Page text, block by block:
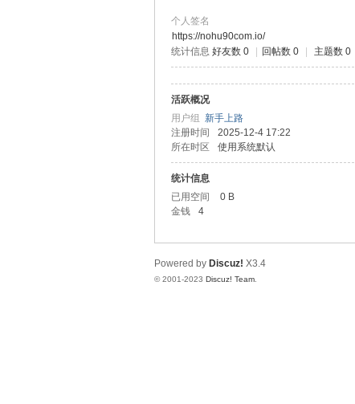
个人签名
https://nohu90com.io/
统计信息 好友数 0 回帖数 0 主题数 0
活跃概况
用户组 新手上路
注册时间
2025-12-4 17:22
所在时区
使用系统默认
统计信息
已用空间
0 B
金钱
4
Powered by Discuz! X3.4
© 2001-2023 Discuz! Team